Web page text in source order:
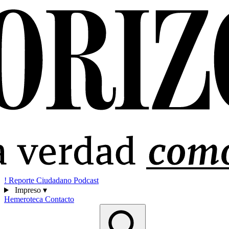
! Reporte Ciudadano Podcast
Impreso ▾
Hemeroteca Contacto